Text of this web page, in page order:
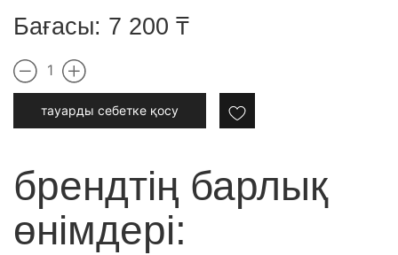
Бағасы: 7 200 ₸
1
тауарды cебетке қосу
брендтің барлық
өнімдері: